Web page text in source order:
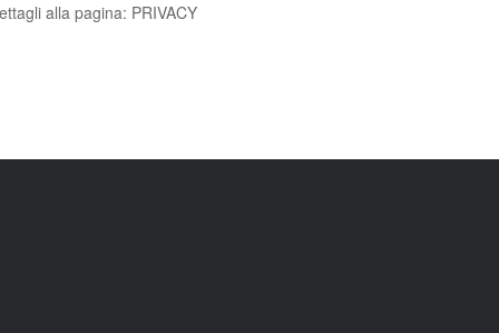
alla pagina: PRIVACY